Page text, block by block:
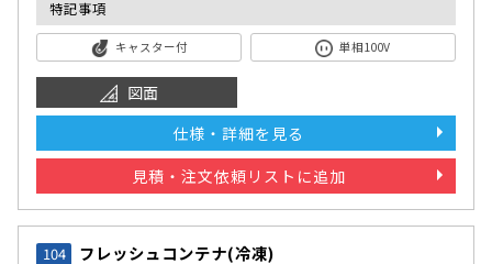
特記事項
キャスター付 単相100V
図面
仕様・詳細を見る
見積・注文依頼リストに追加
104 フレッシュコンテナ(冷凍)